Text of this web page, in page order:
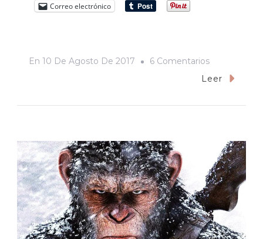
Correo electrónico
En 10 De Agosto De 2017 6 ComentariosEn
Retrato
Que
Me
Recuerda
A
Mi
Nana
Leer